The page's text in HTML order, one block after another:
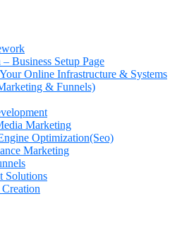
Business Setup Page
Online Infrastructure & Systems
& Funnels)
Marketing
Optimization(Seo)
Marketing
Solutions